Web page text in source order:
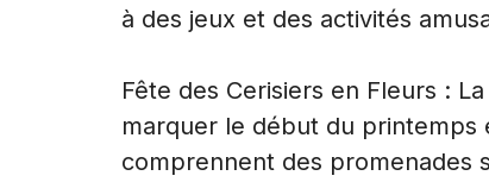
à des jeux et des activités
Fête des Cerisiers en Fleurs :
marquer le début du printemps
comprennent des promenades